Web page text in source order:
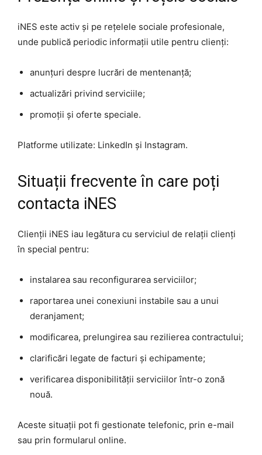
iNES este activ și pe rețelele sociale profesionale,
unde publică periodic informații utile pentru clienți:
anunțuri despre lucrări de mentenanță;
actualizări privind serviciile;
promoții și oferte speciale.
Platforme utilizate: LinkedIn și Instagram.
Situații frecvente în care poți
contacta iNES
Clienții iNES iau legătura cu serviciul de relații clienți
în special pentru:
instalarea sau reconfigurarea serviciilor;
raportarea unei conexiuni instabile sau a unui
deranjament;
modificarea, prelungirea sau rezilierea contractului;
clarificări legate de facturi și echipamente;
verificarea disponibilității serviciilor într-o zonă
nouă.
Aceste situații pot fi gestionate telefonic, prin e-mail
sau prin formularul online.